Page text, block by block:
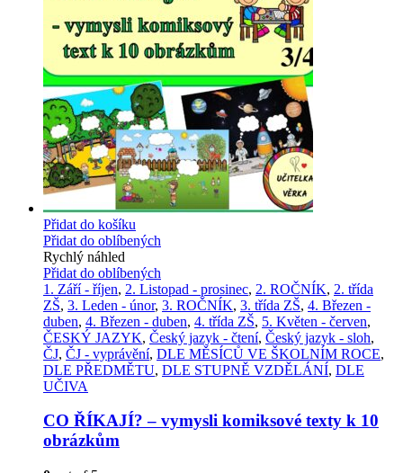
Přidat do košíku
Přidat do oblíbených
Rychlý náhled
Přidat do oblíbených
1. Září - říjen, 2. Listopad - prosinec, 2. ROČNÍK, 2. třída
ZŠ, 3. Leden - únor, 3. ROČNÍK, 3. třída ZŠ, 4. Březen -
duben, 4. Březen - duben, 4. třída ZŠ, 5. Květen - červen,
ČESKÝ JAZYK, Český jazyk - čtení, Český jazyk - sloh,
ČJ, ČJ - vyprávění, DLE MĚSÍCŮ VE ŠKOLNÍM ROCE,
DLE PŘEDMĚTU, DLE STUPNĚ VZDĚLÁNÍ, DLE
UČIVA
CO ŘÍKAJÍ? – vymysli komiksové texty k 10
obrázkům